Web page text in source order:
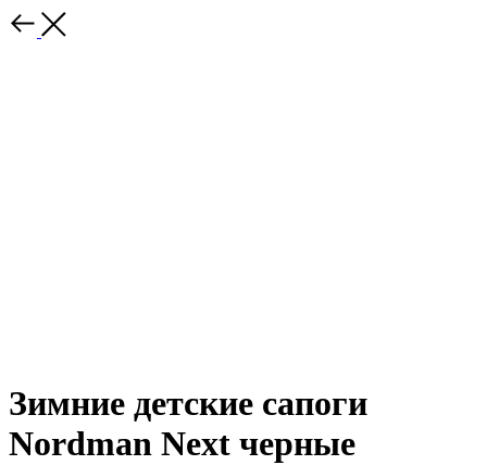
Зимние детские сапоги
Nordman Next черные